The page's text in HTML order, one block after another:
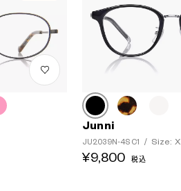
Junni
JU2039N-4S C1 / Size:
¥9,800 税込